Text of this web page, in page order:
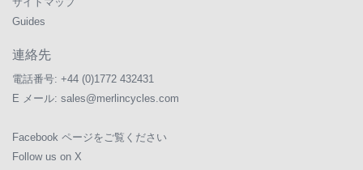
Guides
連絡先
電話番号: +44 (0)1772 432431
E メール: sales@merlincycles.com
Facebook ページをご覧ください
Follow us on X